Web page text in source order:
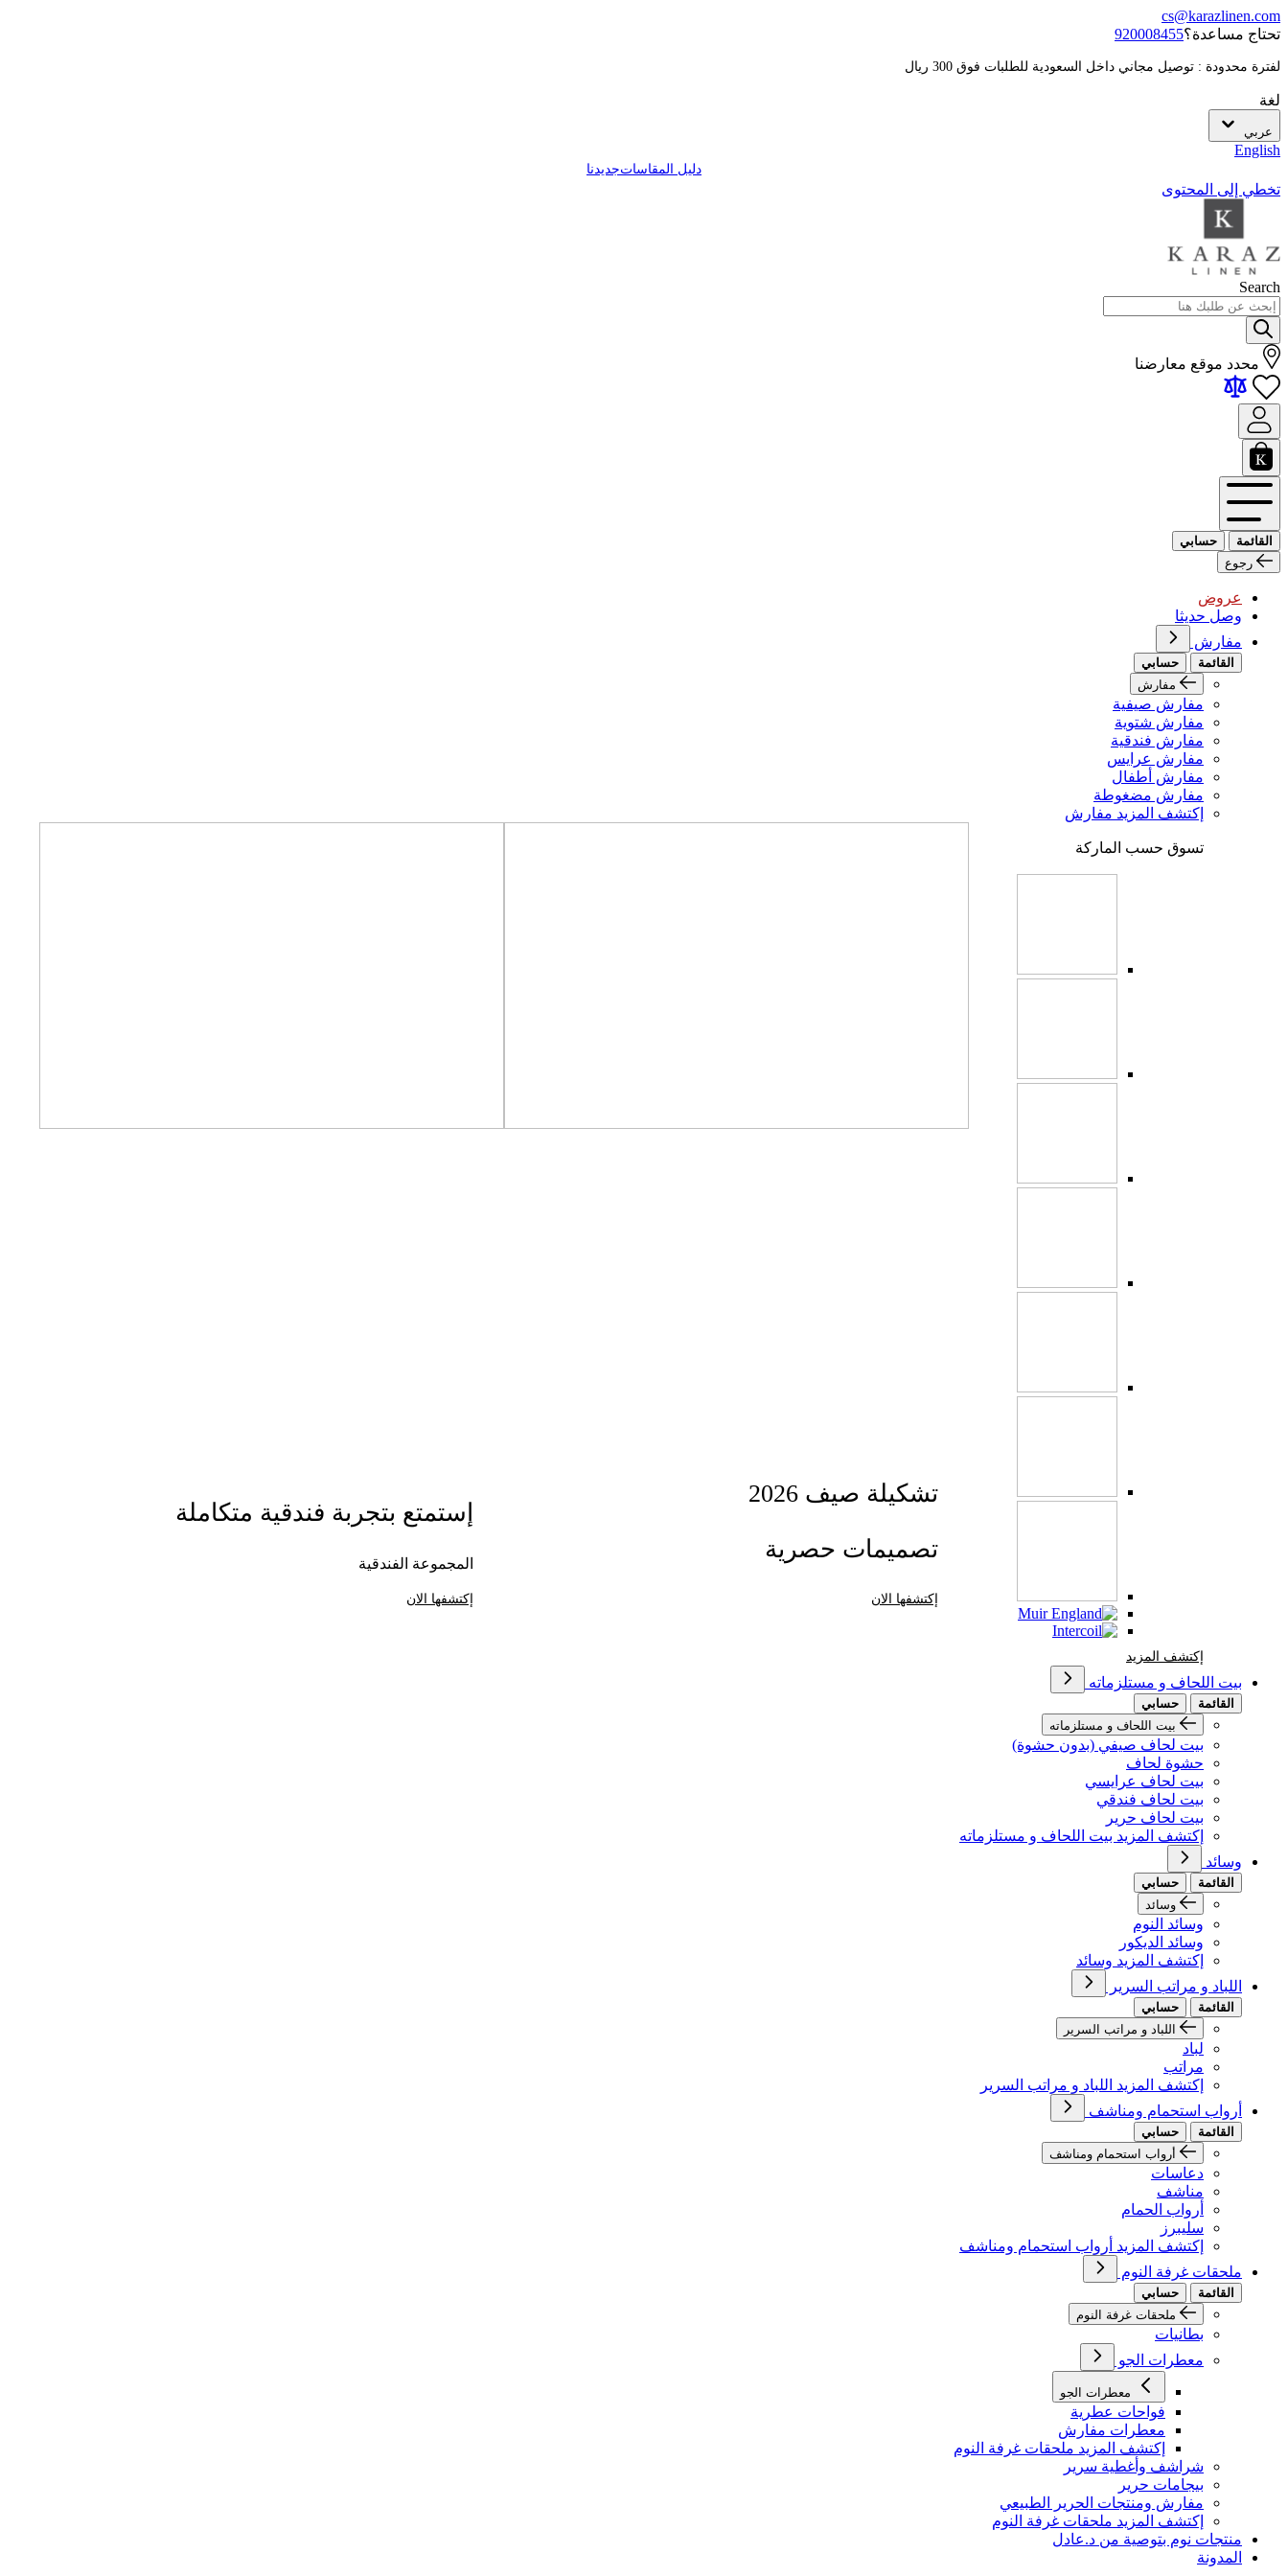
cs@karazlinen.com
تحتاج مساعدة؟920008455
لفترة محدودة : توصيل مجاني داخل السعودية للطلبات فوق 300 ريال
لغة
عربي
English
دليل المقاساتجديدنا
تخطي إلى المحتوى
Search
محدد موقع معارضنا
القائمة
حسابي
رجوع
عروض
وصل حديثا
مفارش
القائمة
حسابي
مفارش
مفارش صيفية
مفارش شتوية
مفارش فندقية
مفارش عرايس
مفارش أطفال
مفارش مضغوطة
إكتشف المزيد مفارش
تسوق حسب الماركة
إكتشف المزيد
تشكيلة صيف 2026
تصميمات حصرية
إكتشفها الان
إستمتع بتجربة فندقية متكاملة
المجموعة الفندقية
إكتشفها الان
بيت اللحاف و مستلزماته
القائمة
حسابي
بيت اللحاف و مستلزماته
بيت لحاف صيفي (بدون حشوة)
حشوة لحاف
بيت لحاف عرايسي
بيت لحاف فندقي
بيت لحاف حرير
إكتشف المزيد بيت اللحاف و مستلزماته
وسائد
القائمة
حسابي
وسائد
وسائد النوم
وسائد الديكور
إكتشف المزيد وسائد
اللباد و مراتب السرير
القائمة
حسابي
اللباد و مراتب السرير
لباد
مراتب
إكتشف المزيد اللباد و مراتب السرير
أرواب استحمام ومناشف
القائمة
حسابي
أرواب استحمام ومناشف
دعاسات
مناشف
أرواب الحمام
سليبرز
إكتشف المزيد أرواب استحمام ومناشف
ملحقات غرفة النوم
القائمة
حسابي
ملحقات غرفة النوم
بطانيات
معطرات الجو
معطرات الجو
فواحات عطرية
معطرات مفارش
إكتشف المزيد ملحقات غرفة النوم
شراشف وأغطية سرير
بيجامات حرير
مفارش ومنتجات الحرير الطبيعي
إكتشف المزيد ملحقات غرفة النوم
منتجات نوم بتوصية من د.عادل
المدونة